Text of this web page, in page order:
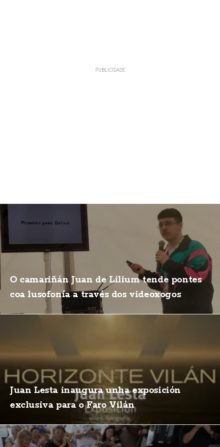
O camariñán Juan de Lilium tende pontes
coa lusofonía a través dos videoxogos
Juan Lesta inaugura unha exposición
exclusiva para o Faro Vilán